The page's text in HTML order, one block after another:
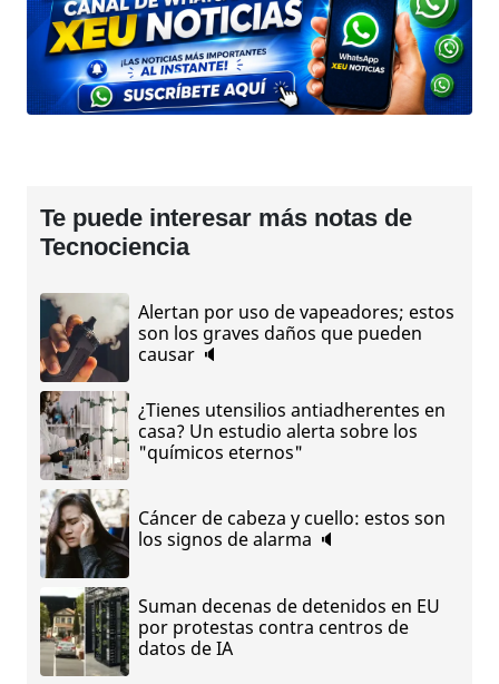
Te puede interesar más notas de
Tecnociencia
Alertan por uso de vapeadores; estos
son los graves daños que pueden
causar 🔈
¿Tienes utensilios antiadherentes en
casa? Un estudio alerta sobre los
"químicos eternos"
Cáncer de cabeza y cuello: estos son
los signos de alarma 🔈
Suman decenas de detenidos en EU
por protestas contra centros de
datos de IA